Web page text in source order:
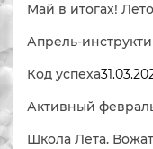
Май в итогах!
Апрель-
Код успеха
Активный
Школа Лета.